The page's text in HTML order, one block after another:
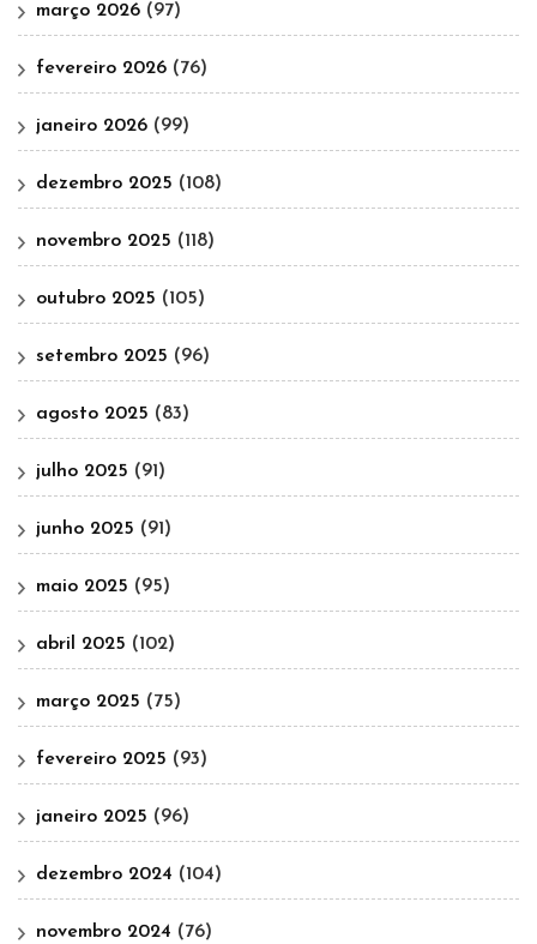
março 2026 (97)
fevereiro 2026 (76)
janeiro 2026 (99)
dezembro 2025 (108)
novembro 2025 (118)
outubro 2025 (105)
setembro 2025 (96)
agosto 2025 (83)
julho 2025 (91)
junho 2025 (91)
maio 2025 (95)
abril 2025 (102)
março 2025 (75)
fevereiro 2025 (93)
janeiro 2025 (96)
dezembro 2024 (104)
novembro 2024 (76)